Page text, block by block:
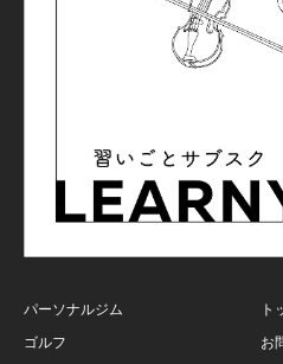
パーソナルジム
ゴルフ
ト
お